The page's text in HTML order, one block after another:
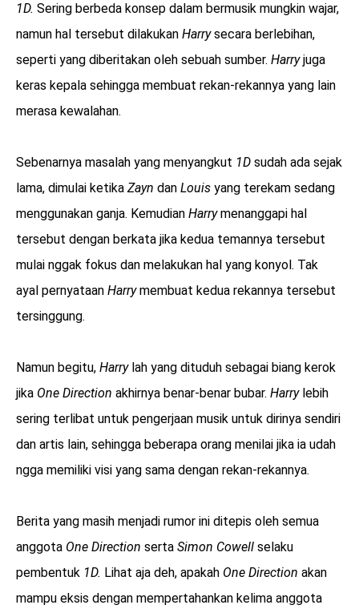
1D. Sering berbeda konsep dalam bermusik mungkin wajar,
namun hal tersebut dilakukan Harrysecara berlebihan,
seperti yang diberitakan oleh sebuah sumber. Harryjuga
keras kepala sehingga membuat rekan-rekannya yang lain
merasa kewalahan.
Sebenarnya masalah yang menyangkut 1D sudah ada sejak
lama, dimulai ketika Zayn dan Louis yang terekam sedang
menggunakan ganja. Kemudian Harrymenanggapi hal
tersebut dengan berkata jika kedua temannya tersebut
mulai nggak fokus dan melakukan hal yang konyol. Tak
ayal pernyataan Harrymembuat kedua rekannya tersebut
tersinggung.
Namun begitu, Harrylah yang dituduh sebagai biang kerok
jika One Direction akhirnya benar-benar bubar. Harrylebih
sering terlibat untuk pengerjaan musik untuk dirinya sendiri
dan artis lain, sehingga beberapa orang menilai jika ia udah
ngga memiliki visi yang sama dengan rekan-rekannya.
Berita yang masih menjadi rumor ini ditepis oleh semua
anggota One Direction serta Simon Cowell selaku
pembentuk 1D. Lihat aja deh, apakah One Direction akan
mampu eksis dengan mempertahankan kelima anggota